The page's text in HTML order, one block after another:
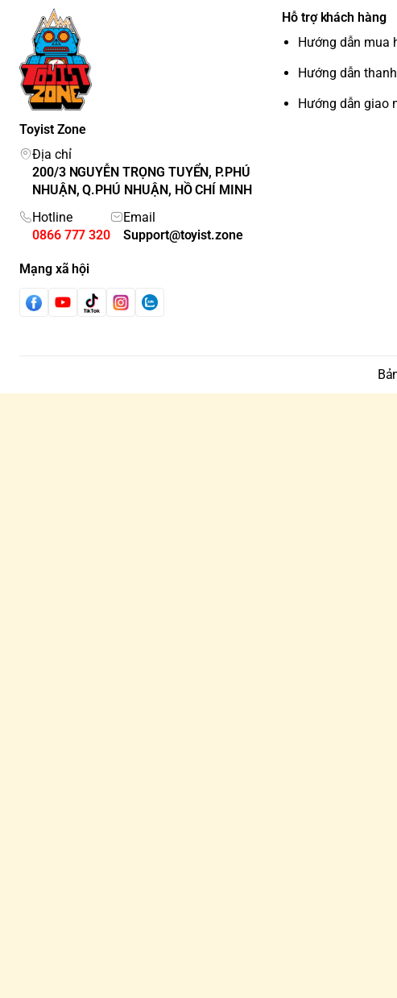
Toyist Zone
Địa chỉ
200/3 NGUYỄN TRỌNG TUYỂN, P.PHÚ
NHUẬN, Q.PHÚ NHUẬN, HỒ CHÍ MINH
Hotline
0866 777 320
Email
Support@toyist.zone
Mạng xã hội
Hỗ trợ khách hàng
Hướng dẫn mua
Hướng dẫn
Hướng dẫn giao